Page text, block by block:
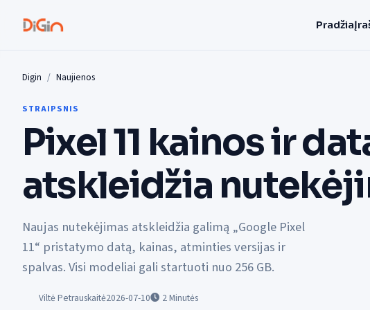
Pradžia
Digin Naujienos
STRAIPSNIS
Pixel 11 kainos ir
atskleidžia
Naujas nutekėjimas atskleidžia galimą „Google Pixel
11“ pristatymo datą, kainas, atminties versijas ir
spalvas. Visi modeliai gali startuoti nuo 256 GB.
Viltė Petrauskaitė2026-07-10 2Minutės